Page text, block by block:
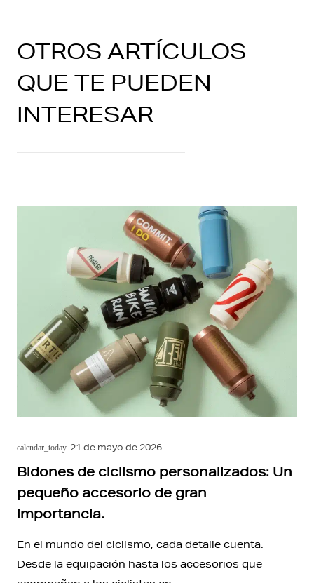
OTROS ARTÍCULOS
QUE TE PUEDEN
INTERESAR
calendar_today 21 de mayo de 2026
Bidones de ciclismo personalizados: Un
pequeño accesorio de gran
importancia.
En el mundo del ciclismo, cada detalle cuenta.
Desde la equipación hasta los accesorios que